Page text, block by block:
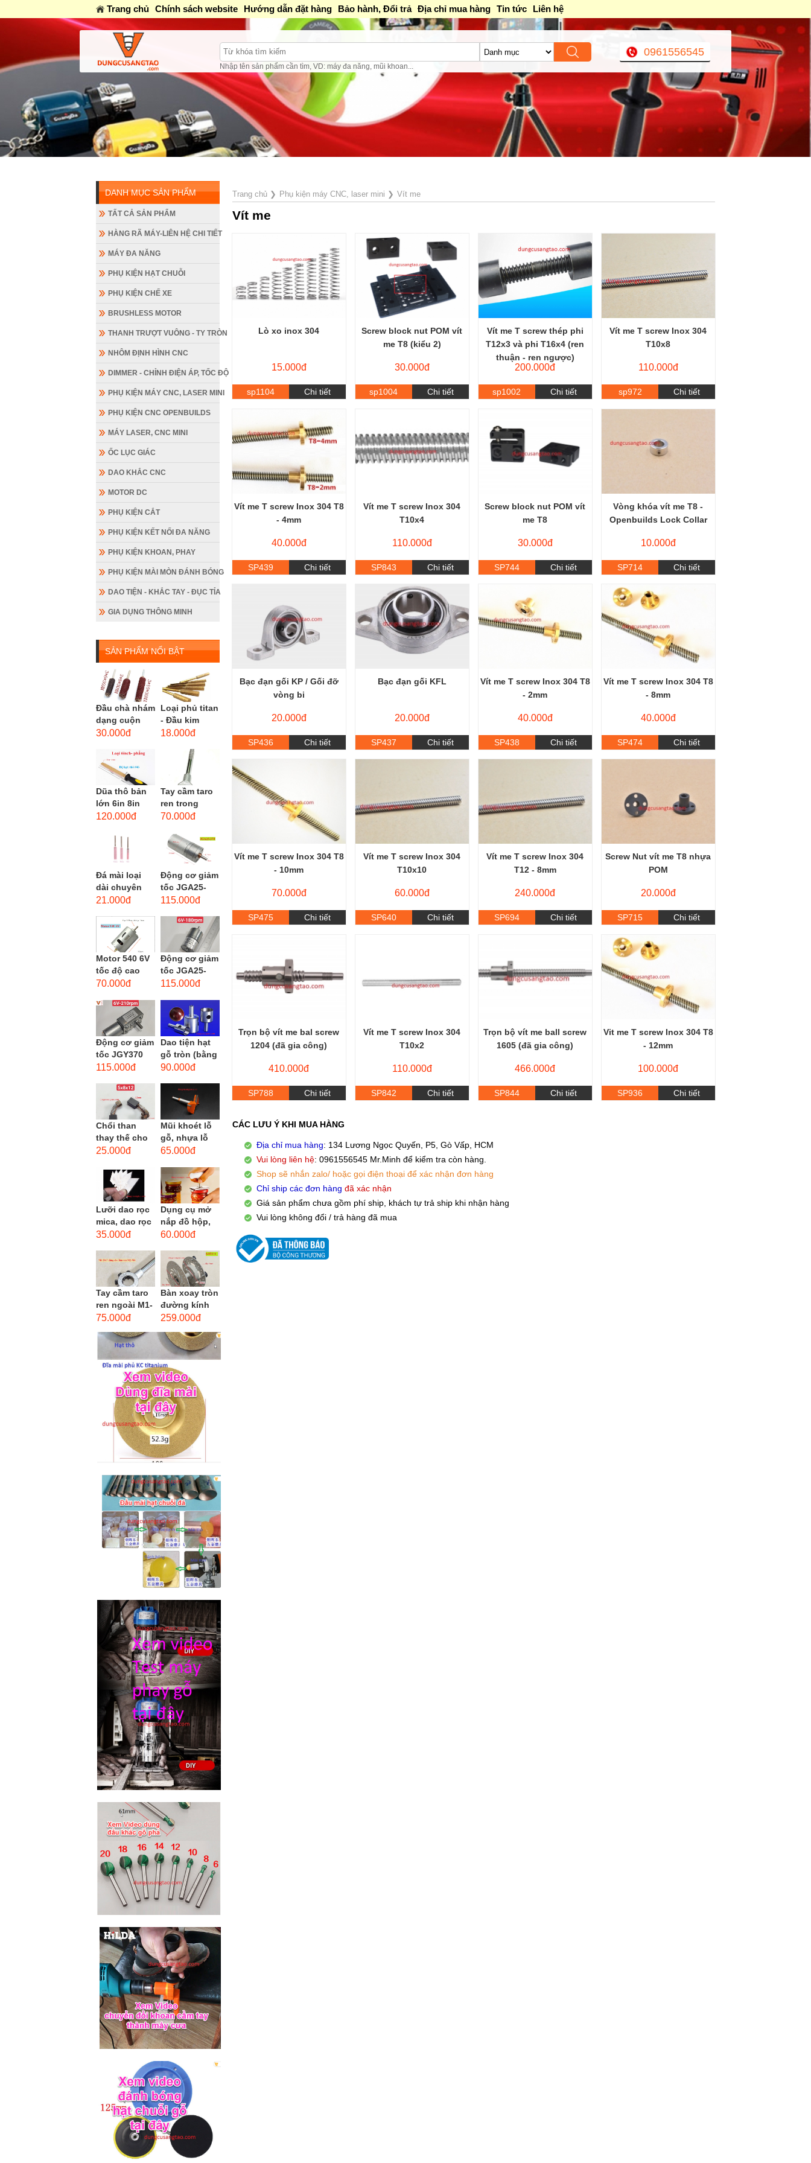
Trang chủ Chính sách website Hướng dẫn đặt hàng Bảo hành, Đổi trả Địa chỉ mua hàng Tin tức Liên hệ
Nhập tên sản phẩm cần tìm, VD: máy đa năng, mũi khoan...
0961556545
DANH MỤC SẢN PHẨM
TẤT CẢ SẢN PHẨM
HÀNG RÃ MÁY-LIÊN HỆ CHI TIẾT
MÁY ĐA NĂNG
PHỤ KIỆN HẠT CHUỖI
PHỤ KIỆN CHẾ XE
BRUSHLESS MOTOR
THANH TRƯỢT VUÔNG - TY TRÒN
NHÔM ĐỊNH HÌNH CNC
DIMMER - CHỈNH ĐIỆN ÁP, TỐC ĐỘ
PHỤ KIỆN MÁY CNC, LASER MINI
PHỤ KIỆN CNC OPENBUILDS
MÁY LASER, CNC MINI
ỐC LỤC GIÁC
DAO KHẮC CNC
MOTOR DC
PHỤ KIỆN CẮT
PHỤ KIỆN KẾT NỐI ĐA NĂNG
PHỤ KIỆN KHOAN, PHAY
PHỤ KIỆN MÀI MÒN ĐÁNH BÓNG
DAO TIỆN - KHẮC TAY - ĐỤC TỈA
GIA DỤNG THÔNG MINH
SẢN PHẨM NỔI BẬT
Đầu chà nhám
dạng cuộn
loại dài gắn
cốt 3mm
đầu...
30.000đ
Loại phủ titan
- Đầu kim
cương hình
(mũi mài...
18.000đ
Dũa thô bản
lớn 6in 8in
phẳng - độ
120.000đ
Tay cầm taro
ren trong
dùng cho mũi
M12
70.000đ
Đá mài loại
dài chuyên
dùng mài
loại, đá mài
cạnh,...
21.000đ
Động cơ giảm
tốc JGA25-
370 3-12 VDC.
mini JGA25-
115.000đ
Motor 540 6V
tốc độ cao
20.000 vòng/
torque
70.000đ
Động cơ giảm
tốc JGA25-
310 6-12 VDC.
mini JGA25-
310
115.000đ
Động cơ giảm
tốc JGY370
DC bánh răng
men xoắn
cao...
115.000đ
Dao tiện hạt
gỗ tròn (bằng
thép trắng)
90.000đ
Chổi than
thay thế cho
động cơ, chổi
motor máy
khoan,...
25.000đ
Mũi khoét lỗ
gỗ, nhựa lỗ
lớn D40mm-
opener)
65.000đ
Lưỡi dao rọc
mica, dao rọc
cáp hình
35.000đ
Dụng cụ mở
nắp đồ hộp,
mở nắp lon
đường kính...
60.000đ
Tay cầm taro
ren ngoài M1-
M1.8 (mã
vặn Bàn ren
75.000đ
Bàn xoay tròn
đường kính
22cm bằng
259.000đ
Trang chủ❯ Phụ kiện máy CNC, laser mini ❯ Vít me
Vít me
Lò xo inox 304
15.000đ
sp1104 Chi tiết
Screw block nut POM vít
me T8 (kiểu 2)
30.000đ
sp1004 Chi tiết
Vít me T screw thép phi
T12x3 và phi T16x4 (ren
thuận - ren ngược)
200.000đ
sp1002 Chi tiết
Vít me T screw Inox 304
T10x8
110.000đ
sp972 Chi tiết
Vít me T screw Inox 304 T8
- 4mm
40.000đ
SP439 Chi tiết
Vít me T screw Inox 304
T10x4
110.000đ
SP843 Chi tiết
Screw block nut POM vít
me T8
30.000đ
SP744 Chi tiết
Vòng khóa vít me T8 -
Openbuilds Lock Collar
10.000đ
SP714 Chi tiết
Bạc đạn gối KP / Gối đỡ
vòng bi
20.000đ
SP436 Chi tiết
Bạc đạn gối KFL
20.000đ
SP437 Chi tiết
Vít me T screw Inox 304 T8
- 2mm
40.000đ
SP438 Chi tiết
Vít me T screw Inox 304 T8
- 8mm
40.000đ
SP474 Chi tiết
Vít me T screw Inox 304 T8
- 10mm
70.000đ
SP475 Chi tiết
Vít me T screw Inox 304
T10x10
60.000đ
SP640 Chi tiết
Vít me T screw Inox 304
T12 - 8mm
240.000đ
SP694 Chi tiết
Screw Nut vít me T8 nhựa
POM
20.000đ
SP715 Chi tiết
Trọn bộ vít me bal screw
1204 (đã gia công)
410.000đ
SP788 Chi tiết
Vít me T screw Inox 304
T10x2
110.000đ
SP842 Chi tiết
Trọn bộ vít me ball screw
1605 (đã gia công)
466.000đ
SP844 Chi tiết
Vit me T screw Inox 304 T8
- 12mm
100.000đ
SP936 Chi tiết
CÁC LƯU Ý KHI MUA HÀNG
Địa chỉ mua hàng: 134 Lương Ngọc Quyến, P5, Gò Vấp, HCM
Vui lòng liên hệ: 0961556545 Mr.Minh để kiểm tra còn hàng.
Shop sẽ nhắn zalo/ hoặc gọi điện thoại để xác nhận đơn hàng
Chỉ ship các đơn hàng đã xác nhận
Giá sản phẩm chưa gồm phí ship, khách tự trả ship khi nhận hàng
Vui lòng không đổi / trả hàng đã mua